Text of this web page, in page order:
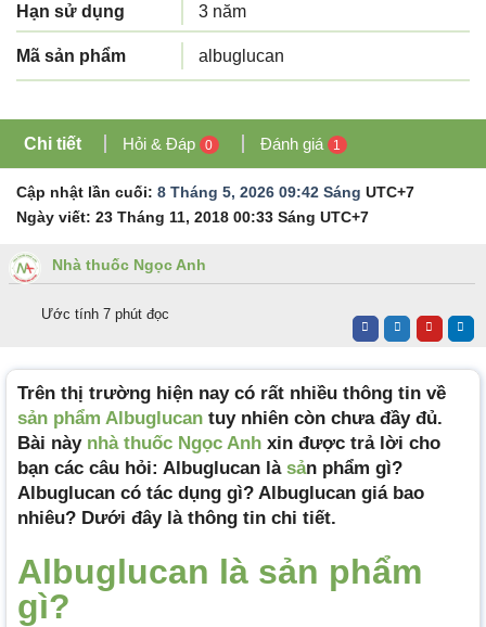
Hạn sử dụng 3 năm
Mã sản phẩm albuglucan
Chi tiết Hỏi & Đáp 0 Đánh giá 1
Cập nhật lần cuối: 8 Tháng 5, 2026 09:42 Sáng UTC+7
Ngày viết: 23 Tháng 11, 2018 00:33 Sáng UTC+7
Nhà thuốc Ngọc Anh
Ước tính 7 phút đọc
Trên thị trường hiện nay có rất nhiều thông tin về
sản phẩm Albuglucan tuy nhiên còn chưa đầy đủ.
Bài này nhà thuốc Ngọc Anh xin được trả lời cho
bạn các câu hỏi: Albuglucan là sản phẩm gì?
Albuglucan có tác dụng gì? Albuglucan giá bao
nhiêu? Dưới đây là thông tin chi tiết.
Albuglucan là sản phẩm
gì?